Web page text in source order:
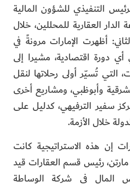
التنفيذي للشؤون المالية
العقارية للمحللين، خلال
أظهرت الإمارات مرونةً في
دورة اقتصادية، مشيرا إلى
التي تُسيّر أولى رحلاتها لنقل
وأبوظبي، ومشاريع أخرى
سفير الترفيهي، كدليل على
خلال الأزمة.
إن هذه الاستراتيجية كانت
رئيس قسم العقارات قيد
المال في شركة الوساطة